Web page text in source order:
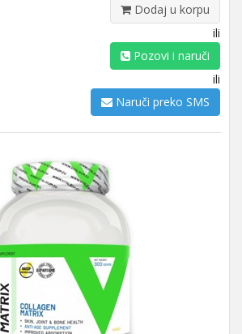
Dodaj u korpu
ili
Pozovi i naruči
ili
Naruči preko SMS